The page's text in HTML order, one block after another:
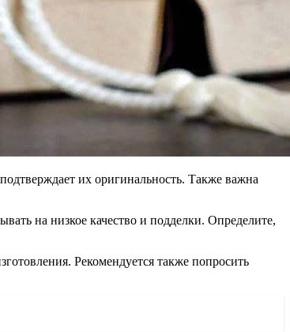
их оригинальность. Также важна
на низкое качество и подделки. Определите,
Рекомендуется также попросить